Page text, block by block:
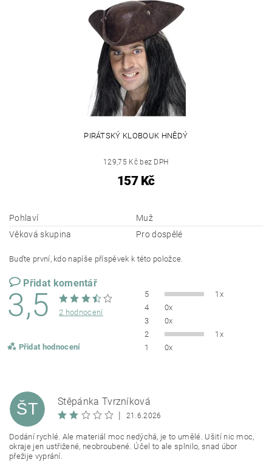
PIRÁTSKÝ KLOBOUK HNĚDÝ
129,75 Kč bez DPH
157 Kč
Pohlaví
Muž
Věková skupina
Pro dospělé
Buďte první, kdo napíše příspěvek k této položce.
Přidat komentář
3,5 2 hodnocení
Přidat hodnocení
5
1x
4
0x
3
0x
2
1x
1
0x
ŠT
Štěpánka Tvrzníková
|
21.6.2026
Dodání rychlé. Ale materiál moc nedýchá, je to umělé. Ušití nic moc,
okraje jen ustřižené, neobroubené. Účel to ale splnilo, snad úbor
přežije vyprání.